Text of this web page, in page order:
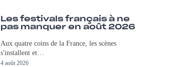
Les festivals français à ne
pas manquer en août 2026
Aux quatre coins de la France, les scènes
s'installent et…
4 août 2026